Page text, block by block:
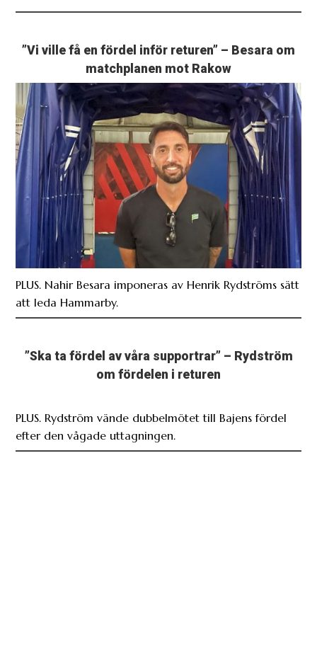
”Vi ville få en fördel inför returen” – Besara om
matchplanen mot Rakow
PLUS. Nahir Besara imponeras av Henrik Rydströms sätt
att leda Hammarby.
”Ska ta fördel av våra supportrar” – Rydström
om fördelen i returen
PLUS. Rydström vände dubbelmötet till Bajens fördel
efter den vågade uttagningen.